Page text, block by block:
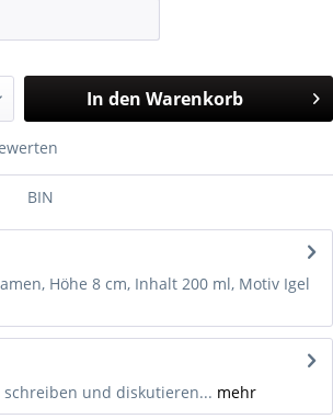
In den Warenkorb
BIN
Höhe 8 cm, Inhalt 200 ml, Motiv Igel
schreiben und diskutieren... mehr